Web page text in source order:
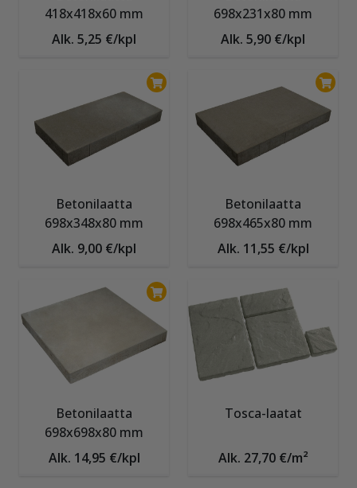
418x418x60 mm
Alk. 5,25 €/kpl
698x231x80 mm
Alk. 5,90 €/kpl
Betonilaatta
698x348x80 mm
Alk. 9,00 €/kpl
Betonilaatta
698x465x80 mm
Alk. 11,55 €/kpl
Betonilaatta
698x698x80 mm
Alk. 14,95 €/kpl
Tosca-laatat
Alk. 27,70 €/m²